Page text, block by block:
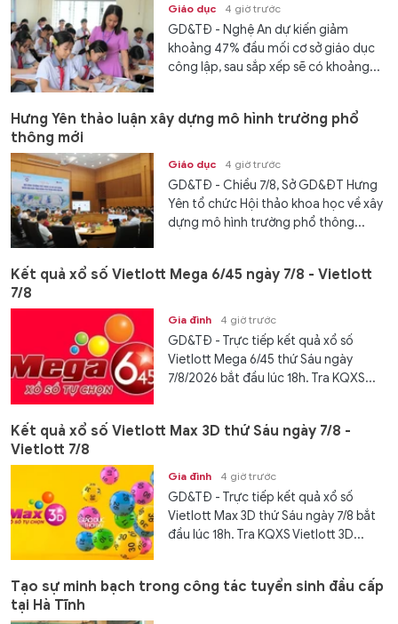
Giáo dục 4 giờ trước
GD&TĐ - Nghệ An dự kiến giảm
khoảng 47% đầu mối cơ sở giáo dục
công lập, sau sắp xếp sẽ có khoảng...
Hưng Yên thảo luận xây dựng mô hình trường phổ
thông mới
Giáo dục 4 giờ trước
GD&TĐ - Chiều 7/8, Sở GD&ĐT Hưng
Yên tổ chức Hội thảo khoa học về xây
dựng mô hình trường phổ thông...
Kết quả xổ số Vietlott Mega 6/45 ngày 7/8 - Vietlott
7/8
Gia đình 4 giờ trước
GD&TĐ - Trực tiếp kết quả xổ số
Vietlott Mega 6/45 thứ Sáu ngày
7/8/2026 bắt đầu lúc 18h. Tra KQXS...
Kết quả xổ số Vietlott Max 3D thứ Sáu ngày 7/8 -
Vietlott 7/8
Gia đình 4 giờ trước
GD&TĐ - Trực tiếp kết quả xổ số
Vietlott Max 3D thứ Sáu ngày 7/8 bắt
đầu lúc 18h. Tra KQXS Vietlott 3D...
Tạo sự minh bạch trong công tác tuyển sinh đầu cấp
tại Hà Tĩnh